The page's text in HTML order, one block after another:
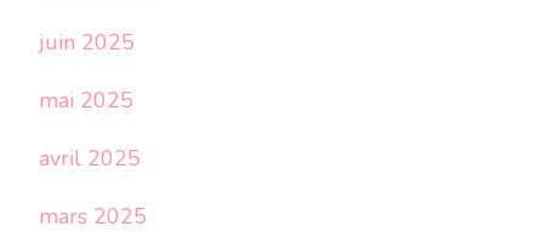
juin 2025
mai 2025
avril 2025
mars 2025